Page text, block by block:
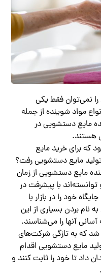
را نمی‌توان فقط یکی
مواد شوینده از جمله
مایع دستشویی در
هستند.
که برای خرید مایع
مایع دستشویی رفت؟
مایع دستشویی از زمان‌
با پیشرفت در
خود را در بازار با
نام بردن بسیاری از این
آسانی آنها را می‌شناسند.
شد که به تازگی شرکت‌های
مایع دستشویی اقدام
داد تا خود را ثابت کنند و